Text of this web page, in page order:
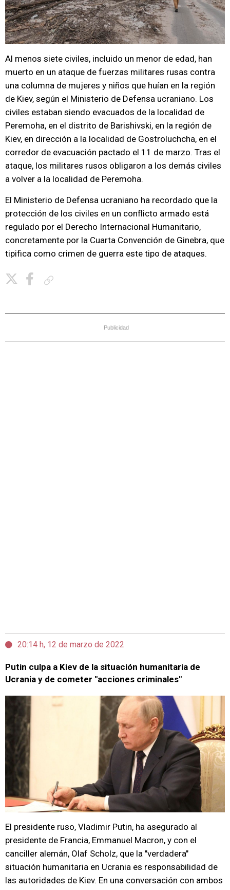
Al menos siete civiles, incluido un menor de edad, han
muerto en un ataque de fuerzas militares rusas contra
una columna de mujeres y niños que huían en la región
de Kiev, según el Ministerio de Defensa ucraniano. Los
civiles estaban siendo evacuados de la localidad de
Peremoha, en el distrito de Barishivski, en la región de
Kiev, en dirección a la localidad de Gostroluchcha, en el
corredor de evacuación pactado el 11 de marzo. Tras el
ataque, los militares rusos obligaron a los demás civiles
a volver a la localidad de Peremoha.
El Ministerio de Defensa ucraniano ha recordado que la
protección de los civiles en un conflicto armado está
regulado por el Derecho Internacional Humanitario,
concretamente por la Cuarta Convención de Ginebra, que
tipifica como crimen de guerra este tipo de ataques.
Publicidad
20:14 h, 12 de marzo de 2022
Putin culpa a Kiev de la situación humanitaria de
Ucrania y de cometer "acciones criminales"
El presidente ruso, Vladimir Putin, ha asegurado al
presidente de Francia, Emmanuel Macron, y con el
canciller alemán, Olaf Scholz, que la "verdadera"
situación humanitaria en Ucrania es responsabilidad de
las autoridades de Kiev. En una conversación con ambos